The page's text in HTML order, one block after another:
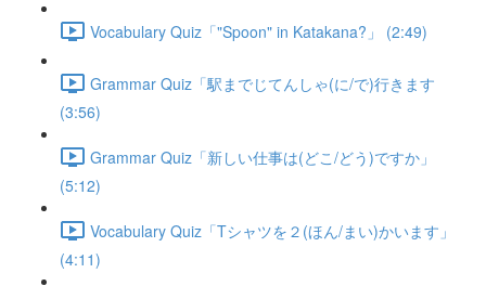
Vocabulary Quiz「"Spoon" in Katakana?」 (2:49)
Grammar Quiz「駅までじてんしゃ(に/で)行きます
(3:56)
Grammar Quiz「新しい仕事は(どこ/どう)ですか」
(5:12)
Vocabulary Quiz「Tシャツを２(ほん/まい)かいます」
(4:11)